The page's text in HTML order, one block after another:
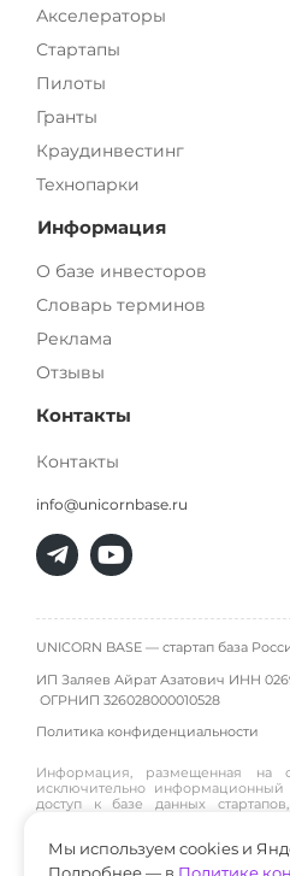
Акселераторы
Стартапы
Пилоты
Гранты
Краудинвестинг
Технопарки
Информация
О базе инвесторов
Словарь терминов
Реклама
Отзывы
Контакты
Контакты
info@unicornbase.ru
UNICORN BASE — стартап база
ИП Заляев Айрат Азатович ИНН
ОГРНИП 326028000010528
Политика конфиденциальности
Информация, размещенная на
исключительно информационный
доступ к базе данных
публикуются пользователями
источников, поэтому
Мы используем cookies и